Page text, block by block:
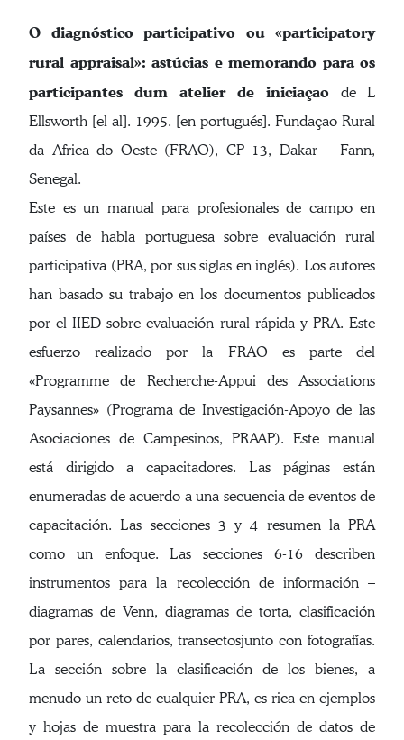
O diagnóstico participativo ou «participatory
rural appraisal»: astúcias e memorando para os
participantes dum atelier de iniciaçao de L
Ellsworth [el al]. 1995. [en portugués]. Fundaçao Rural
da Africa do Oeste (FRAO), CP 13, Dakar – Fann,
Senegal.
Este es un manual para profesionales de campo en
países de habla portuguesa sobre evaluación rural
participativa (PRA, por sus siglas en inglés). Los autores
han basado su trabajo en los documentos publicados
por el IIED sobre evaluación rural rápida y PRA. Este
esfuerzo realizado por la FRAO es parte del
«Programme de Recherche-Appui des Associations
Paysannes» (Programa de Investigación-Apoyo de las
Asociaciones de Campesinos, PRAAP). Este manual
está dirigido a capacitadores. Las páginas están
enumeradas de acuerdo a una secuencia de eventos de
capacitación. Las secciones 3 y 4 resumen la PRA
como un enfoque. Las secciones 6-16 describen
instrumentos para la recolección de información –
diagramas de Venn, diagramas de torta, clasificación
por pares, calendarios, transectosjunto con fotografías.
La sección sobre la clasificación de los bienes, a
menudo un reto de cualquier PRA, es rica en ejemplos
y hojas de muestra para la recolección de datos de